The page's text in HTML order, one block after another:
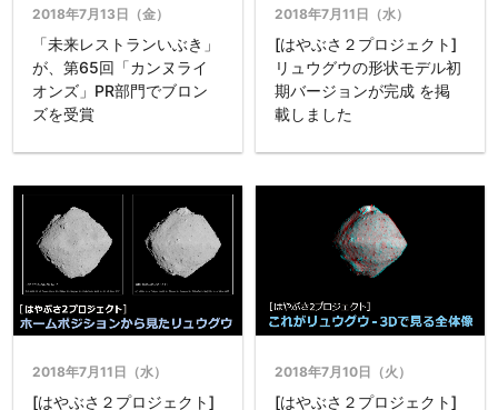
2018年7月13日（金）
「未来レストランいぶき」
が、第65回「カンヌライ
オンズ」PR部門でブロン
ズを受賞
2018年7月11日（水）
[はやぶさ２プロジェクト]
リュウグウの形状モデル初
期バージョンが完成 を掲
載しました
2018年7月11日（水）
[はやぶさ２プロジェクト]
2018年7月10日（火）
[はやぶさ２プロジェクト]